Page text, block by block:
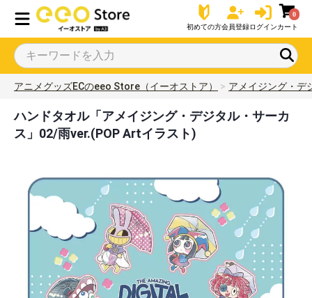
初めての方会員登録ログイン
0
カート
アニメグッズECのeeo Store（イーオストア） アメイジング・デ
ハンドタオル「アメイジング・デジタル・サーカ
ス」02/雨ver.(POP Artイラスト)